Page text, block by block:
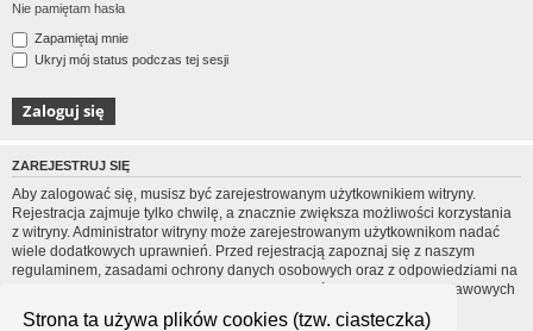
Strona ta używa plików cookies (tzw. ciasteczka)
Nie pamiętam hasła
Zapamiętaj mnie
Ukryj mój status podczas tej sesji
ZAREJESTRUJ SIĘ
Aby zalogować się, musisz być zarejestrowanym użytkownikiem witryny.
Rejestracja zajmuje tylko chwilę, a znacznie zwiększa możliwości korzystania
z witryny. Administrator witryny może zarejestrowanym użytkownikom nadać
wiele dodatkowych uprawnień. Przed rejestracją zapoznaj się z naszym
regulaminem, zasadami ochrony danych osobowych oraz z odpowiedziami na
często zadawane pytania (FAQ), gdzie jest wyjaśnionych wiele podstawowych
zagadnień dotyczących funkcjonowania witryny.